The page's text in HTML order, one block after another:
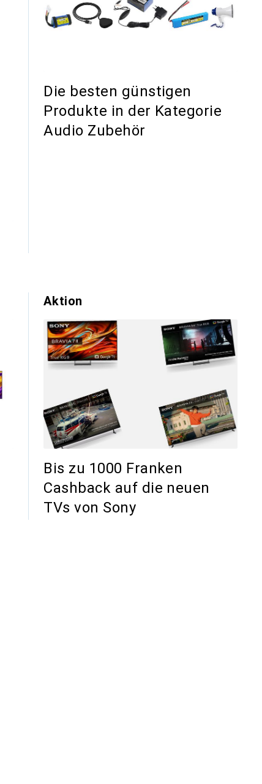
Die besten günstigen
Produkte in der Kategorie
Audio Zubehör
Aktion
Bis zu 1000 Franken
Cashback auf die neuen
TVs von Sony